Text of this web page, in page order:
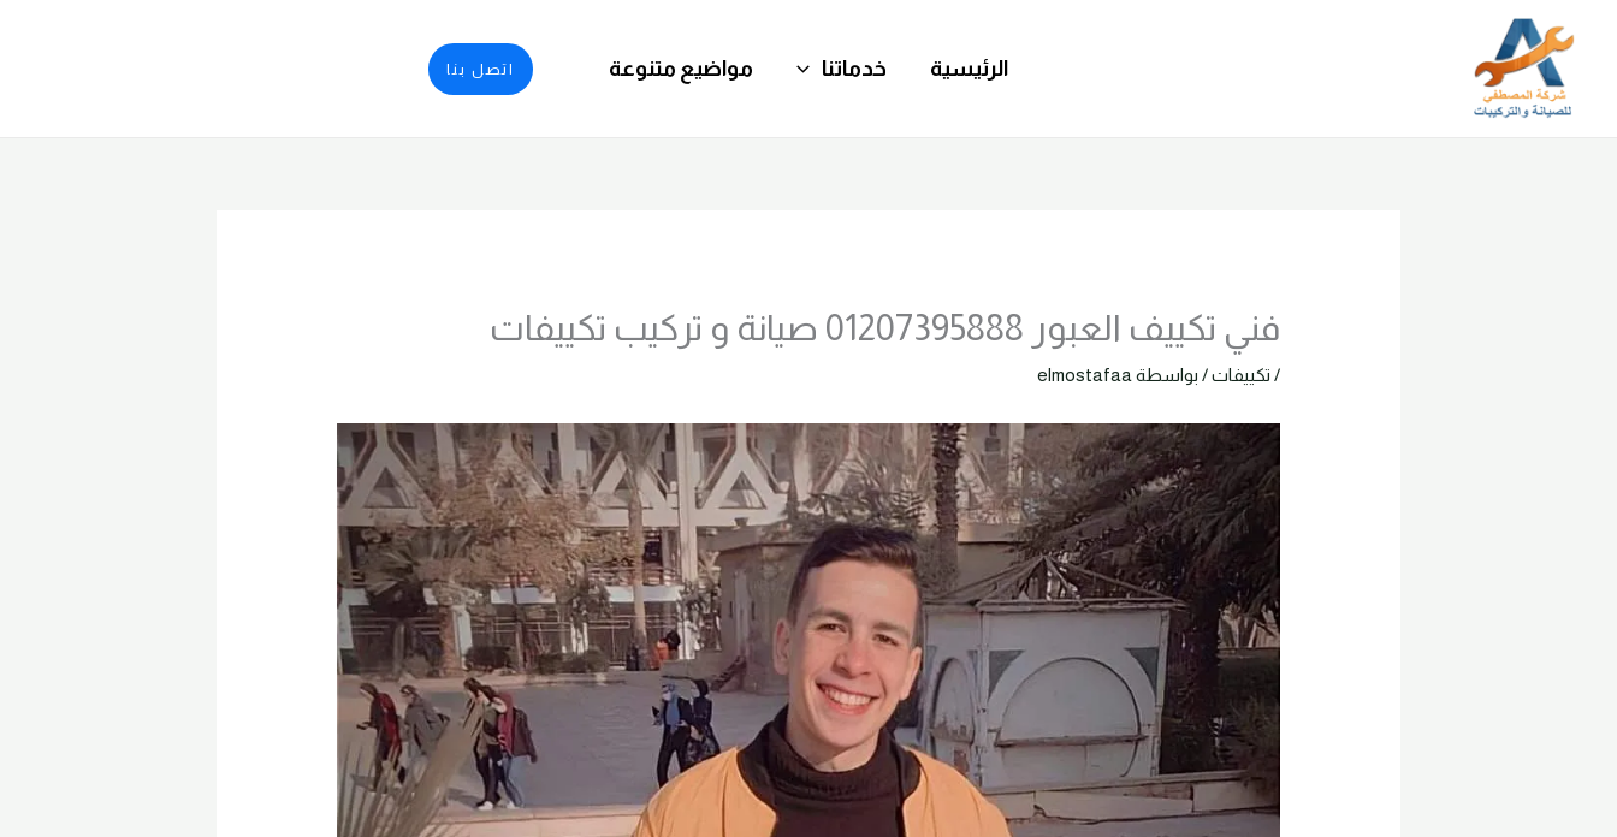
المحتوى
الرئيسية خدماتنا مواضيع متنوعة اتصل بنا
فني تكييف العبور 01207395888 صيانة و تركيب تكييفات
/ تكييفات/ بواسطة elmostafaa